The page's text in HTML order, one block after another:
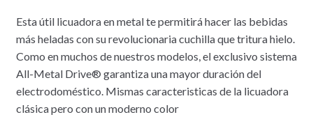
Esta útil licuadora en metal te permitirá hacer las bebidas
más heladas con su revolucionaria cuchilla que tritura hielo.
Como en muchos de nuestros modelos, el exclusivo sistema
All-Metal Drive® garantiza una mayor duración del
electrodoméstico. Mismas caracteristicas de la licuadora
clásica pero con un moderno color